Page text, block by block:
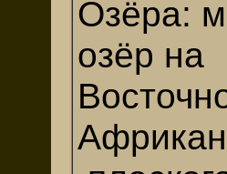
Озёра:
озёр на